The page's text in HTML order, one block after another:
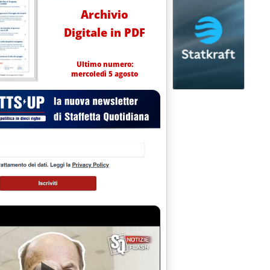
24-30 gennaio
Archivio
Digitale in PDF
Ultimo numero:
mercoledì 5 agosto